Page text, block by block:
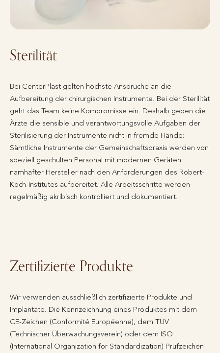
Sterilität
Bei CenterPlast gelten höchste Ansprüche an die
Aufbereitung der chirurgischen Instrumente. Bei der Sterilität
geht das Team keine Kompromisse ein. Deshalb geben die
Ärzte die sensible und verantwortungsvolle Aufgaben der
Sterilisierung der Instrumente nicht in fremde Hände:
Sämtliche Instrumente der Gemeinschaftspraxis werden von
speziell geschulten Personal mit modernen Geräten
namhafter Hersteller nach den Anforderungen des Robert-
Koch-Institutes aufbereitet. Alle Arbeitsschritte werden
regelmäßig akribisch kontrolliert und dokumentiert.
Zertifizierte Produkte
Wir verwenden ausschließlich zertifizierte Produkte und
Implantate. Die Kennzeichnung eines Produktes mit dem
CE-Zeichen (Conformité Européenne), dem TÜV
(Technischer Überwachungsverein) oder dem ISO
(International Organization for Standardization) Prüfzeichen